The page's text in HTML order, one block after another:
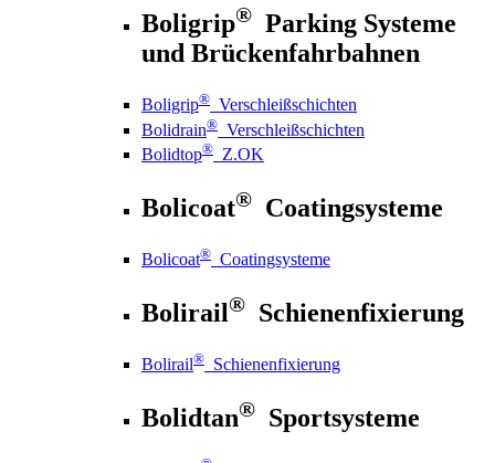
Boligrip® Parking Systeme
und Brückenfahrbahnen
Boligrip® Verschleißschichten
Bolidrain® Verschleißschichten
Bolidtop® Z.OK
Bolicoat® Coatingsysteme
Bolicoat® Coatingsysteme
Bolirail® Schienenfixierung
Bolirail® Schienenfixierung
Bolidtan® Sportsysteme